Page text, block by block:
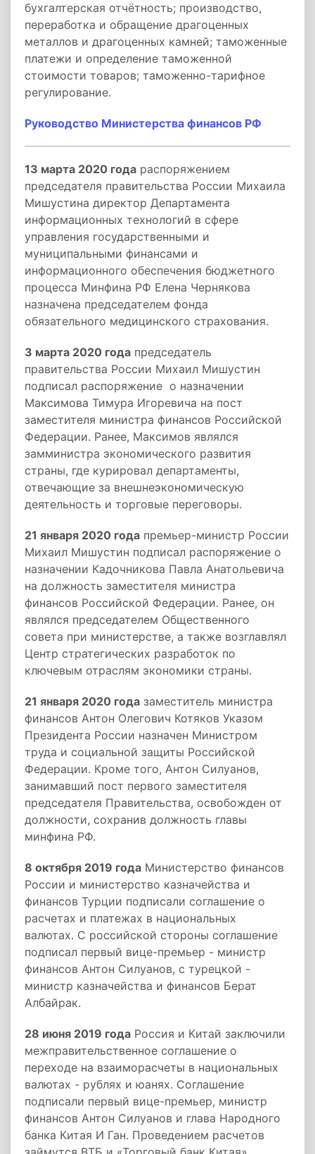
бухгалтерская отчётность; производство,
переработка и обращение драгоценных
металлов и драгоценных камней; таможенные
платежи и определение таможенной
стоимости товаров; таможенно-тарифное
регулирование.
Руководство Министерства финансов РФ
13 марта 2020 года распоряжением
председателя правительства России Михаила
Мишустина директор Департамента
информационных технологий в сфере
управления государственными и
муниципальными финансами и
информационного обеспечения бюджетного
процесса Минфина РФ Елена Чернякова
назначена председателем фонда
обязательного медицинского страхования.
3 марта 2020 года председатель
правительства России Михаил Мишустин
подписал распоряжение о назначении
Максимова Тимура Игоревича на пост
заместителя министра финансов Российской
Федерации. Ранее, Максимов являлся
замминистра экономического развития
страны, где курировал департаменты,
отвечающие за внешнеэкономическую
деятельность и торговые переговоры.
21 января 2020 года премьер-министр России
Михаил Мишустин подписал распоряжение о
назначении Кадочникова Павла Анатольевича
на должность заместителя министра
финансов Российской Федерации. Ранее, он
являлся председателем Общественного
совета при министерстве, а также возглавлял
Центр стратегических разработок по
ключевым отраслям экономики страны.
21 января 2020 года заместитель министра
финансов Антон Олегович Котяков Указом
Президента России назначен Министром
труда и социальной защиты Российской
Федерации. Кроме того, Антон Силуанов,
занимавший пост первого заместителя
председателя Правительства, освобожден от
должности, сохранив должность главы
минфина РФ.
8 октября 2019 года Министерство финансов
России и министерство казначейства и
финансов Турции подписали соглашение о
расчетах и платежах в национальных
валютах. С российской стороны соглашение
подписал первый вице-премьер - министр
финансов Антон Силуанов, с турецкой -
министр казначейства и финансов Берат
Албайрак.
28 июня 2019 года Россия и Китай заключили
межправительственное соглашение о
переходе на взаиморасчеты в национальных
валютах - рублях и юанях. Соглашение
подписали первый вице-премьер, министр
финансов Антон Силуанов и глава Народного
банка Китая И Ган. Проведением расчетов